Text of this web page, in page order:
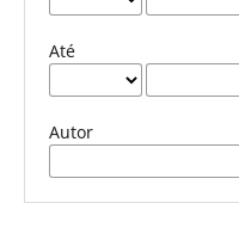
Até
Autor